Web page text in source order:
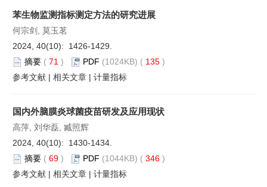
苯生物监测指标测定方法的研究进展
何宗剑, 莫玉茗
2024, 40(10): 1426-1429.
摘要 ( 71 ) PDF (1024KB) ( 135 )
参考文献 | 相关文章 | 计量指标
国内外脑膜炎球菌疫苗研发及应用现状
高萍, 刘华磊, 臧照辉
2024, 40(10): 1430-1434.
摘要 ( 69 ) PDF (1044KB) ( 346 )
参考文献 | 相关文章 | 计量指标